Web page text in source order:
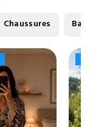
Chaussures